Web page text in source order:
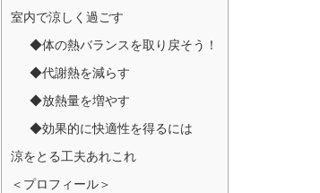
室内で涼しく過ごす
◆体の熱バランスを取り戻そう！
◆代謝熱を減らす
◆放熱量を増やす
◆効果的に快適性を得るには
涼をとる工夫あれこれ
＜プロフィール＞